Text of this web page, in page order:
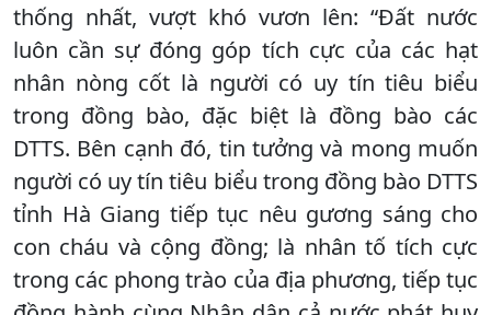
thống nhất, vượt khó vươn lên: “Đất nước
luôn cần sự đóng góp tích cực của các hạt
nhân nòng cốt là người có uy tín tiêu biểu
trong đồng bào, đặc biệt là đồng bào các
DTTS. Bên cạnh đó, tin tưởng và mong muốn
người có uy tín tiêu biểu trong đồng bào DTTS
tỉnh Hà Giang tiếp tục nêu gương sáng cho
con cháu và cộng đồng; là nhân tố tích cực
trong các phong trào của địa phương, tiếp tục